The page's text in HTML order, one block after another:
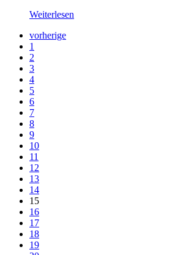
Weiterlesen
vorherige
1
2
3
4
5
6
7
8
9
10
11
12
13
14
15
16
17
18
19